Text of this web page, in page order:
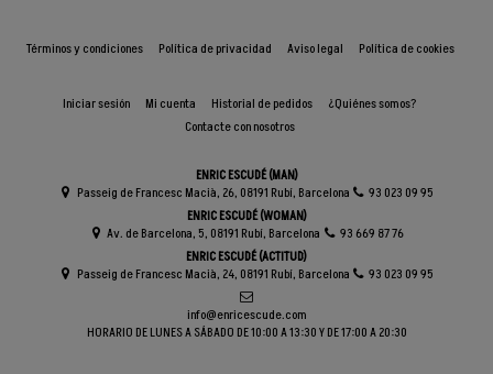
Términos y condiciones Política de privacidad Aviso legal Política de cookies
Iniciar sesión Mi cuenta Historial de pedidos
¿Quiénes somos?
Contacte con nosotros
ENRIC ESCUDÉ (MAN)
Passeig de Francesc Macià, 26, 08191 Rubí, Barcelona
93 023 09 95
ENRIC ESCUDÉ (WOMAN)
Av. de Barcelona, 5, 08191 Rubí, Barcelona
93 669 87 76
ENRIC ESCUDÉ (ACTITUD)
Passeig de Francesc Macià, 24, 08191 Rubí, Barcelona
93 023 09 95
info@enricescude.com
HORARIO DE LUNES A SÁBADO DE 10:00 A 13:30 Y DE 17:00 A 20:30